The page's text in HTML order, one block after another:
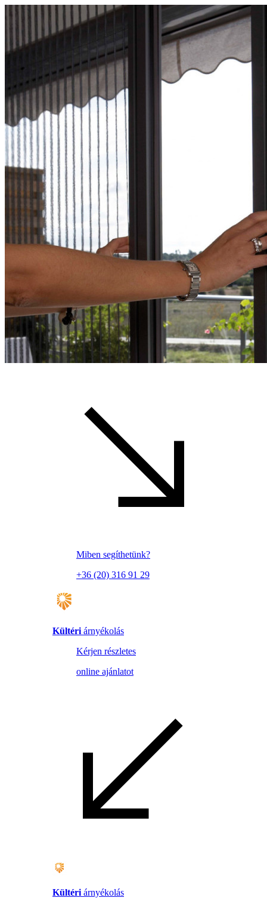
Miben segíthetünk?
+36 (20) 316 91 29
Kültéri árnyékolás
Kérjen részletes
online ajánlatot
Kültéri árnyékolás